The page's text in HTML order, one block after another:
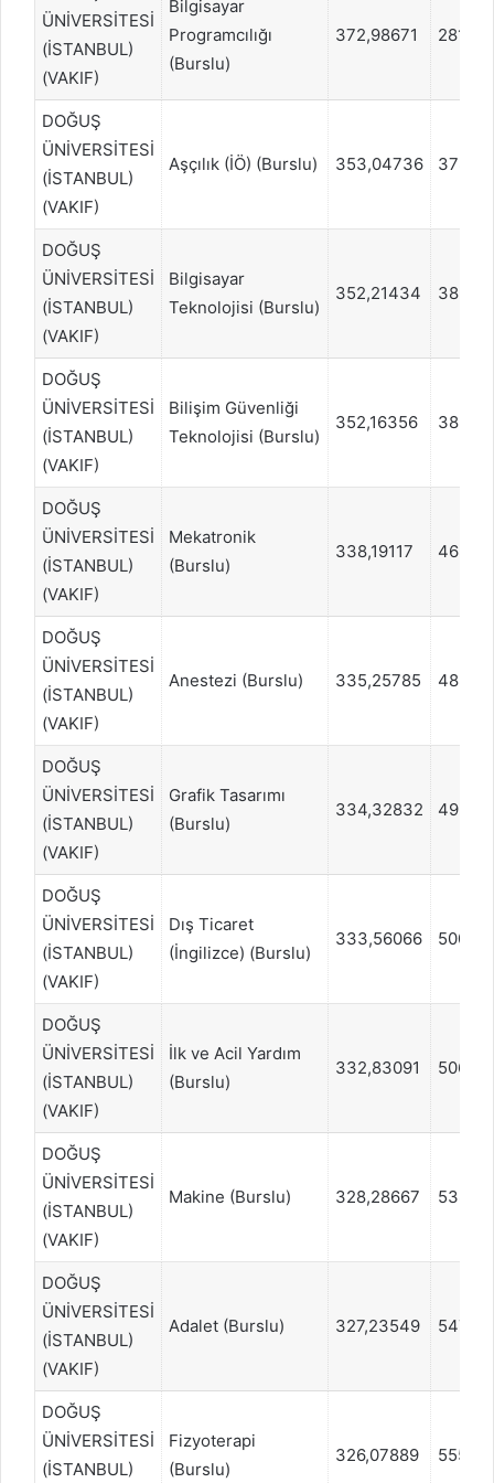
ÜNİVERSİTESİ
(İSTANBUL)
(VAKIF)
Bilgisayar
Programcılığı
(Burslu)
372,98671 281866
DOĞUŞ
ÜNİVERSİTESİ
(İSTANBUL)
(VAKIF)
Aşçılık (İÖ) (Burslu) 353,04736
DOĞUŞ
ÜNİVERSİTESİ
(İSTANBUL)
(VAKIF)
Bilgisayar
Teknolojisi (Burslu)
352,21434
DOĞUŞ
ÜNİVERSİTESİ
(İSTANBUL)
(VAKIF)
Bilişim Güvenliği
Teknolojisi (Burslu)
352,16356
DOĞUŞ
ÜNİVERSİTESİ
(İSTANBUL)
(VAKIF)
Mekatronik
(Burslu)
338,19117
DOĞUŞ
ÜNİVERSİTESİ
(İSTANBUL)
(VAKIF)
Anestezi (Burslu) 335,25785
DOĞUŞ
ÜNİVERSİTESİ
(İSTANBUL)
(VAKIF)
Grafik Tasarımı
(Burslu)
334,32832
DOĞUŞ
ÜNİVERSİTESİ
(İSTANBUL)
(VAKIF)
Dış Ticaret
(İngilizce) (Burslu)
333,56066 500511
DOĞUŞ
ÜNİVERSİTESİ
(İSTANBUL)
(VAKIF)
İlk ve Acil Yardım
(Burslu)
332,83091
DOĞUŞ
ÜNİVERSİTESİ
(İSTANBUL)
(VAKIF)
Makine (Burslu) 328,28667
DOĞUŞ
ÜNİVERSİTESİ
(İSTANBUL)
(VAKIF)
Adalet (Burslu) 327,23549
DOĞUŞ
ÜNİVERSİTESİ
(İSTANBUL)
Fizyoterapi
(Burslu)
326,07889